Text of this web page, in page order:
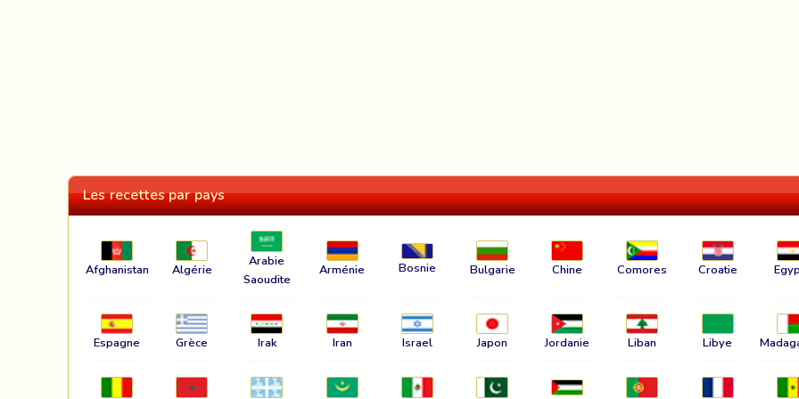
Les recettes par pays
Afghanistan Algérie
Arabie
Saoudite
Arménie Bosnie Bulgarie Chine Comores Croatie
Espagne Grèce Irak Iran Israel Japon Jordanie Liban Libye